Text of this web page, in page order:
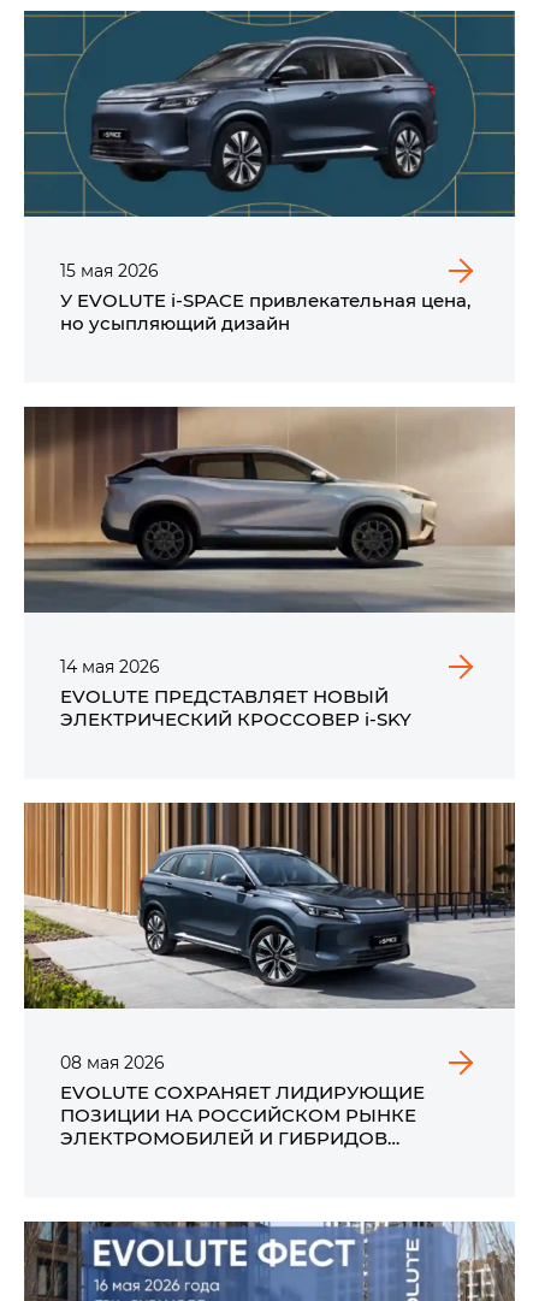
15 мая 2026
У EVOLUTE i‑SPACE привлекательная цена,
но усыпляющий дизайн
14 мая 2026
EVOLUTE ПРЕДСТАВЛЯЕТ НОВЫЙ
ЭЛЕКТРИЧЕСКИЙ КРОССОВЕР i‑SKY
08 мая 2026
EVOLUTE СОХРАНЯЕТ ЛИДИРУЮЩИЕ
ПОЗИЦИИ НА РОССИЙСКОМ РЫНКЕ
ЭЛЕКТРОМОБИЛЕЙ И ГИБРИДОВ